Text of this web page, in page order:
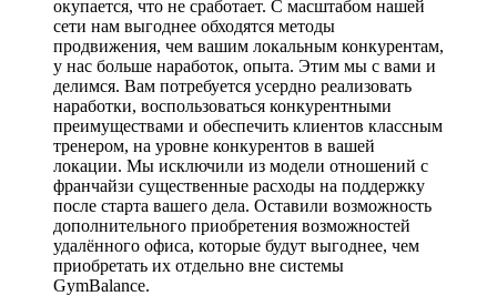
окупается, что не сработает. С масштабом нашей
сети нам выгоднее обходятся методы
продвижения, чем вашим локальным конкурентам,
у нас больше наработок, опыта. Этим мы с вами и
делимся. Вам потребуется усердно реализовать
наработки, воспользоваться конкурентными
преимуществами и обеспечить клиентов классным
тренером, на уровне конкурентов в вашей
локации. Мы исключили из модели отношений с
франчайзи существенные расходы на поддержку
после старта вашего дела. Оставили возможность
дополнительного приобретения возможностей
удалённого офиса, которые будут выгоднее, чем
приобретать их отдельно вне системы
GymBalance.